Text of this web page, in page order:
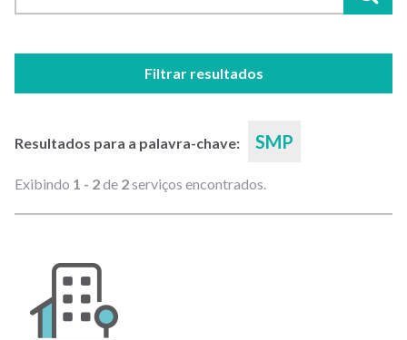
Filtrar resultados
Resultados para a palavra-chave: SMP
Exibindo 1 - 2de 2serviços encontrados.